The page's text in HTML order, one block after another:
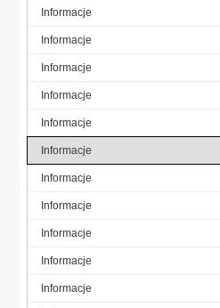
Informacje
Informacje
Informacje
Informacje
Informacje
Informacje
Informacje
Informacje
Informacje
Informacje
Informacje